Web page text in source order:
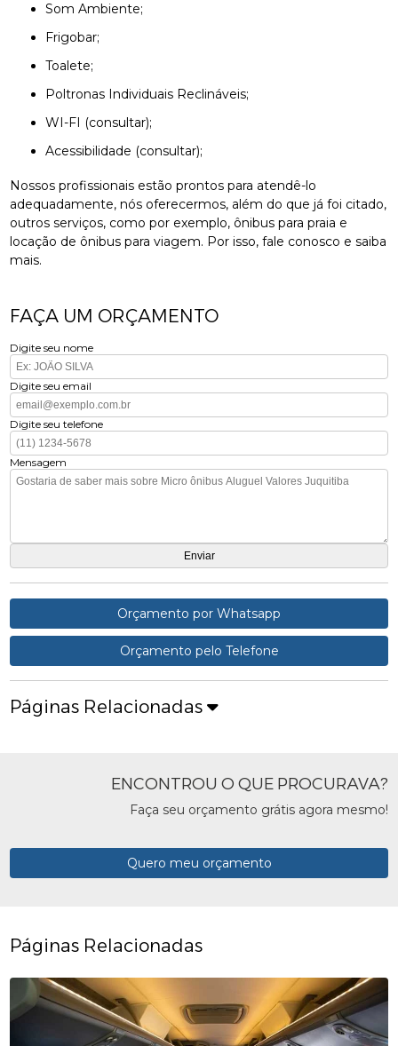
Som Ambiente;
Frigobar;
Toalete;
Poltronas Individuais Reclináveis;
WI-FI (consultar);
Acessibilidade (consultar);
Nossos profissionais estão prontos para atendê-lo
adequadamente, nós oferecermos, além do que já foi citado,
outros serviços, como por exemplo, ônibus para praia e
locação de ônibus para viagem. Por isso, fale conosco e saiba
mais.
FAÇA UM ORÇAMENTO
Digite seu nome
Digite seu email
Digite seu telefone
Mensagem
Orçamento por Whatsapp
Orçamento pelo Telefone
Páginas Relacionadas
ENCONTROU O QUE PROCURAVA?
Faça seu orçamento grátis agora mesmo!
Quero meu orçamento
Páginas Relacionadas